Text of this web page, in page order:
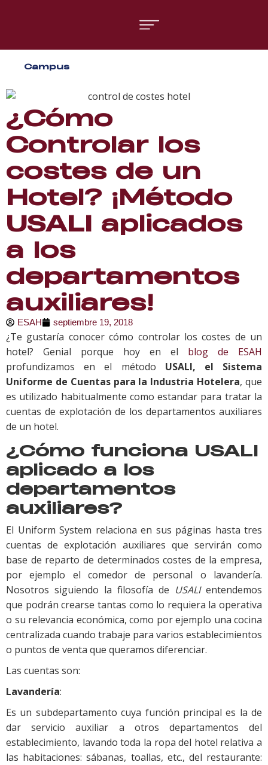
Campus
¿Cómo
Controlar los
costes de un
Hotel? ¡Método
USALI aplicados
a los
departamentos
auxiliares!
ESAH septiembre 19, 2018
¿Te gustaría conocer cómo controlar los costes de un
hotel? Genial porque hoy en el blog de ESAH
profundizamos en el método USALI, el Sistema
Uniforme de Cuentas para la Industria Hotelera, que
es utilizado habitualmente como estandar para tratar la
cuentas de explotación de los departamentos auxiliares
de un hotel.
¿Cómo funciona USALI
aplicado a los
departamentos
auxiliares?
El Uniform System relaciona en sus páginas hasta tres
cuentas de explotación auxiliares que servirán como
base de reparto de determinados costes de la empresa,
por ejemplo el comedor de personal o lavandería.
Nosotros siguiendo la filosofía de USALIentendemos
que podrán crearse tantas como lo requiera la operativa
o su relevancia económica, como por ejemplo una cocina
centralizada cuando trabaje para varios establecimientos
o puntos de venta que queramos diferenciar.
Las cuentas son:
Lavandería:
Es un subdepartamento cuya función principal es la de
dar servicio auxiliar a otros departamentos del
establecimiento, lavando toda la ropa del hotel relativa a
las habitaciones: sábanas, toallas, etc., del restaurante: